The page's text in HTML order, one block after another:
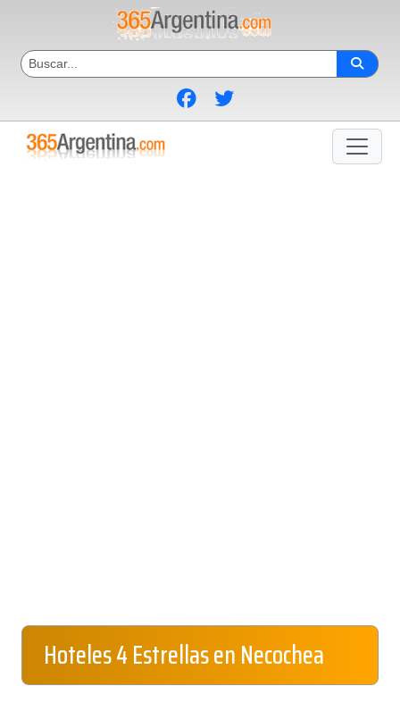
Hoteles 4 Estrellas en Necochea